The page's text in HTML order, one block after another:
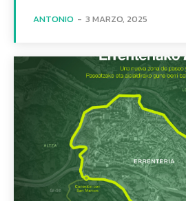
ANTONIO - 3 MARZO, 2025